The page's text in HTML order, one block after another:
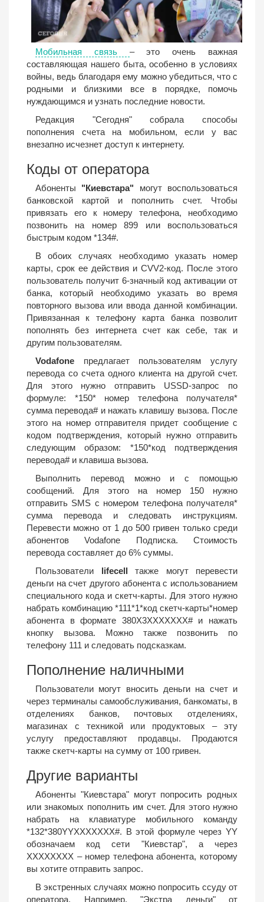
Мобильная связь – это очень важная
составляющая нашего быта, особенно в условиях
войны, ведь благодаря ему можно убедиться, что с
родными и близкими все в порядке, помочь
нуждающимся и узнать последние новости.
Редакция "Сегодня" собрала способы
пополнения счета на мобильном, если у вас
внезапно исчезнет доступ к интернету.
Коды от оператора
Абоненты "Киевстара" могут воспользоваться
банковской картой и пополнить счет. Чтобы
привязать его к номеру телефона, необходимо
позвонить на номер 899 или воспользоваться
быстрым кодом *134#.
В обоих случаях необходимо указать номер
карты, срок ее действия и CVV2-код. После этого
пользователь получит 6-значный код активации от
банка, который необходимо указать во время
повторного вызова или ввода данной комбинации.
Привязанная к телефону карта банка позволит
пополнять без интернета счет как себе, так и
другим пользователям.
Vodafone предлагает пользователям услугу
перевода со счета одного клиента на другой счет.
Для этого нужно отправить USSD-запрос по
формуле: *150* номер телефона получателя*
сумма перевода# и нажать клавишу вызова. После
этого на номер отправителя придет сообщение с
кодом подтверждения, который нужно отправить
следующим образом: *150*код подтверждения
перевода# и клавиша вызова.
Выполнить перевод можно и с помощью
сообщений. Для этого на номер 150 нужно
отправить SMS с номером телефона получателя*
сумма перевода и следовать инструкциям.
Перевести можно от 1 до 500 гривен только среди
абонентов Vodafone Подписка. Стоимость
перевода составляет до 6% суммы.
Пользователи
lifecell также могут перевести
деньги на счет другого абонента с использованием
специального кода и скетч-карты. Для этого нужно
набрать комбинацию *111*1*код скетч-карты*номер
абонента в формате 380X3XXXXXXX# и нажать
кнопку вызова. Можно также позвонить по
телефону 111 и следовать подсказкам.
Пополнение наличными
Пользователи могут вносить деньги на счет и
через терминалы самообслуживания, банкоматы, в
отделениях банков, почтовых отделениях,
магазинах с техникой или продуктовых – эту
услугу предоставляют продавцы. Продаются
также скетч-карты на сумму от 100 гривен.
Другие варианты
Абоненты "Киевстара" могут попросить родных
или знакомых пополнить им счет. Для этого нужно
набрать на клавиатуре мобильного команду
*132*380YYХХХХХХХ#. В этой формуле через YY
обозначаем код сети "Киевстар", а через
ХХХХХХХХ – номер телефона абонента, которому
вы хотите отправить запрос.
В экстренных случаях можно попросить ссуду от
оператора. Например, "Экстра деньги" от